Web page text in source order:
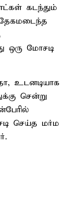
கடந்தும்
ஒரு மோசடி
உடனடியாக
சென்று
செய்த மர்ம